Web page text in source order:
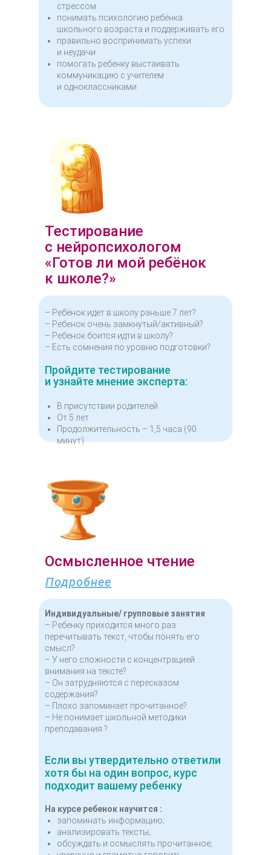
стрессом
понимать психологию ребёнка
школьного возраста и поддерживать его
правильно воспринимать успехи
и неудачи
помогать ребенку выстаивать
коммуникацию с учителем
и одноклассниками
Пройдите тестирование
и узнайте мнение эксперта:
В присутствии родителей
От 5 лет
Продолжительность – 1,5 часа (90
минут)
Тестирование
с нейропсихологом
«Готов ли мой ребёнок
к школе?»
– Ребёнок идет в школу раньше 7 лет?
– Ребенок очень замкнутый/активный?
– Ребенок боится идти в школу?
– Есть сомнения по уровню подготовки?
Если вы утвердительно ответили
хотя бы на один вопрос, курс
подходит вашему ребенку
На курсе ребенок научится :
запоминать информацию;
анализировать тексты;
обсуждать и осмыслять прочитанное;
Осмысленное чтение
Индивидуальные/ групповые занятия
– Ребенку приходится много раз
перечитывать текст, чтобы понять его
смысл?
– У него сложности с концентрацией
внимания на тексте?
– Он затрудняются с пересказом
содержания?
– Плохо запоминает прочитанное?
– Не понимает школьной методики
преподавания ?
Подробнее